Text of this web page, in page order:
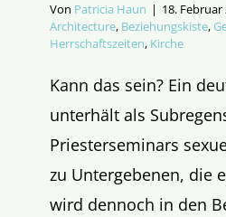
Von Patricia Haun | 18. Februar
Architecture, Beziehungskiste,
Herrschaftszeiten, Kirche
Kann das sein? Ein
unterhält als
Priesterseminars
zu Untergebenen, die
wird dennoch in den